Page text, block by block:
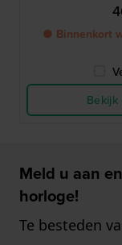
● Binnenkort
Bekijk
Meld u aan
horloge!
Te besteden